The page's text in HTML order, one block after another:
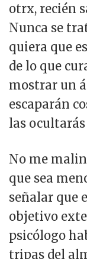
otrx, recién
Nunca se
quiera que
de lo que
mostrar un
escaparán
las
No me
que sea
señalar que
objetivo
psicólogo
tripas del